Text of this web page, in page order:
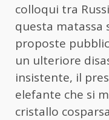
colloqui tra
questa matassa
proposte
un ulteriore
insistente, il
elefante che si
cristallo